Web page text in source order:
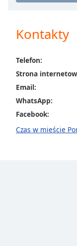
Audio
Picture-
in-
Fullscreen
modal
window.
Beginning
Kontakty
Telefon:
Strona
Email:
WhatsApp:
Facebook:
Czas w mieście